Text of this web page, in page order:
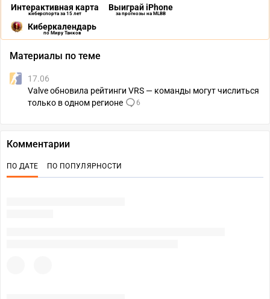
Интерактивная карта
киберспорта за 15 лет
Выиграй iPhone
за прогнозы на MLBB
Киберкалендарь
по Миру Танков
Материалы по теме
17.06
Valve обновила рейтинги VRS — команды могут числиться
только в одном регионе
6
Комментарии
ПО ДАТЕ ПО ПОПУЛЯРНОСТИ